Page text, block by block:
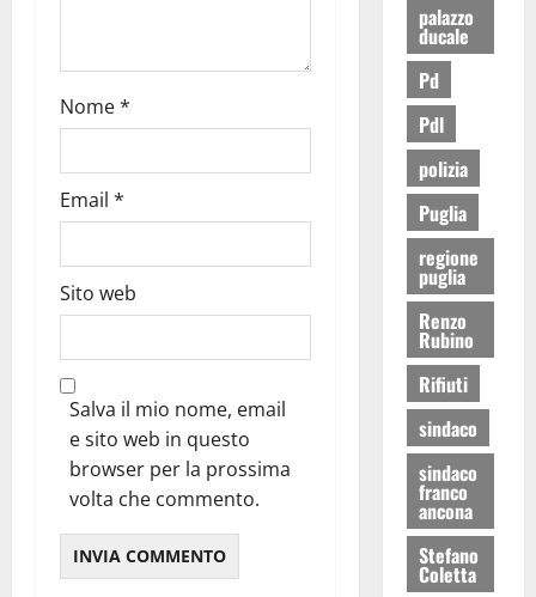
Nome*
Email *
Sito web
Salva il mio nome, email
e sito web in questo
browser per la prossima
volta che commento.
palazzo
ducale
Pd
Pdl
polizia
Puglia
regione
puglia
Renzo
Rubino
Rifiuti
sindaco
sindaco
franco
ancona
Stefano
Coletta